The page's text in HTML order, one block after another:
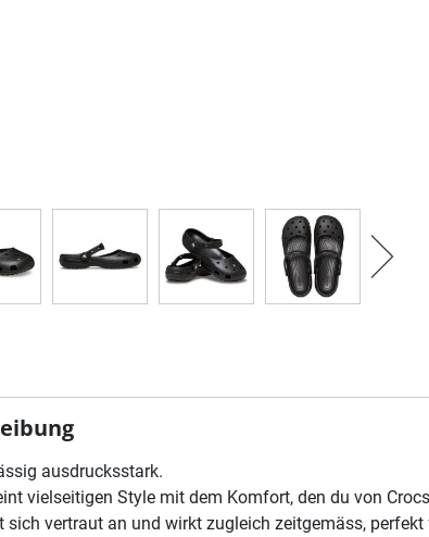
ausdrucksstark.
vielseitigen Style mit dem Komfort, den du von
vertraut an und wirkt zugleich zeitgemäss,